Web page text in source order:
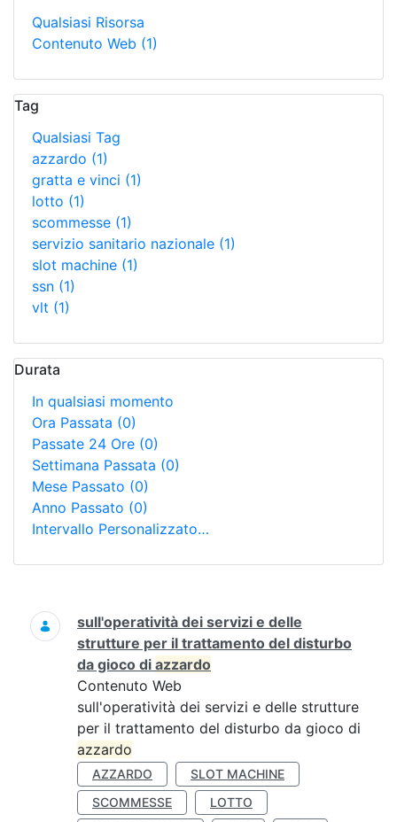
Qualsiasi Risorsa
Contenuto Web (1)
Tag
Qualsiasi Tag
azzardo (1)
gratta e vinci (1)
lotto (1)
scommesse (1)
servizio sanitario nazionale (1)
slot machine (1)
ssn (1)
vlt (1)
Durata
In qualsiasi momento
Ora Passata (0)
Passate 24 Ore (0)
Settimana Passata (0)
Mese Passato (0)
Anno Passato (0)
Intervallo Personalizzato…
Ricerca
sull'operatività dei servizi e delle
strutture per il trattamento del disturbo
da gioco di azzardo
Contenuto Web
sull'operatività dei servizi e delle strutture
per il trattamento del disturbo da gioco di
azzardo
AZZARDO
SLOT MACHINE
SCOMMESSE
LOTTO